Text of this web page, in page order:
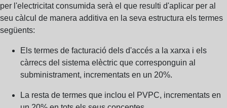
per l'electricitat consumida serà el que resulti d'aplicar per al
seu càlcul de manera additiva en la seva estructura els termes
següents:
Els termes de facturació dels d'accés a la xarxa i els
càrrecs del sistema elèctric que corresponguin al
subministrament, incrementats en un 20%.
La resta de termes que inclou el PVPC, incrementats en